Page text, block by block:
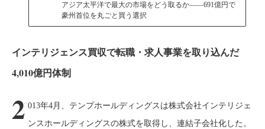
アジア太平洋で最大の市場をどう取るか——691億円で
豪州首位を丸ごと買う選択
インテリジェンス買収で転職・求人事業を取り込んだ
4,010億円体制
2 013年4月、テンプホールディングスは株式会社インテリジェ
ンスホールディングスの株式を取得し、連結子会社化した。